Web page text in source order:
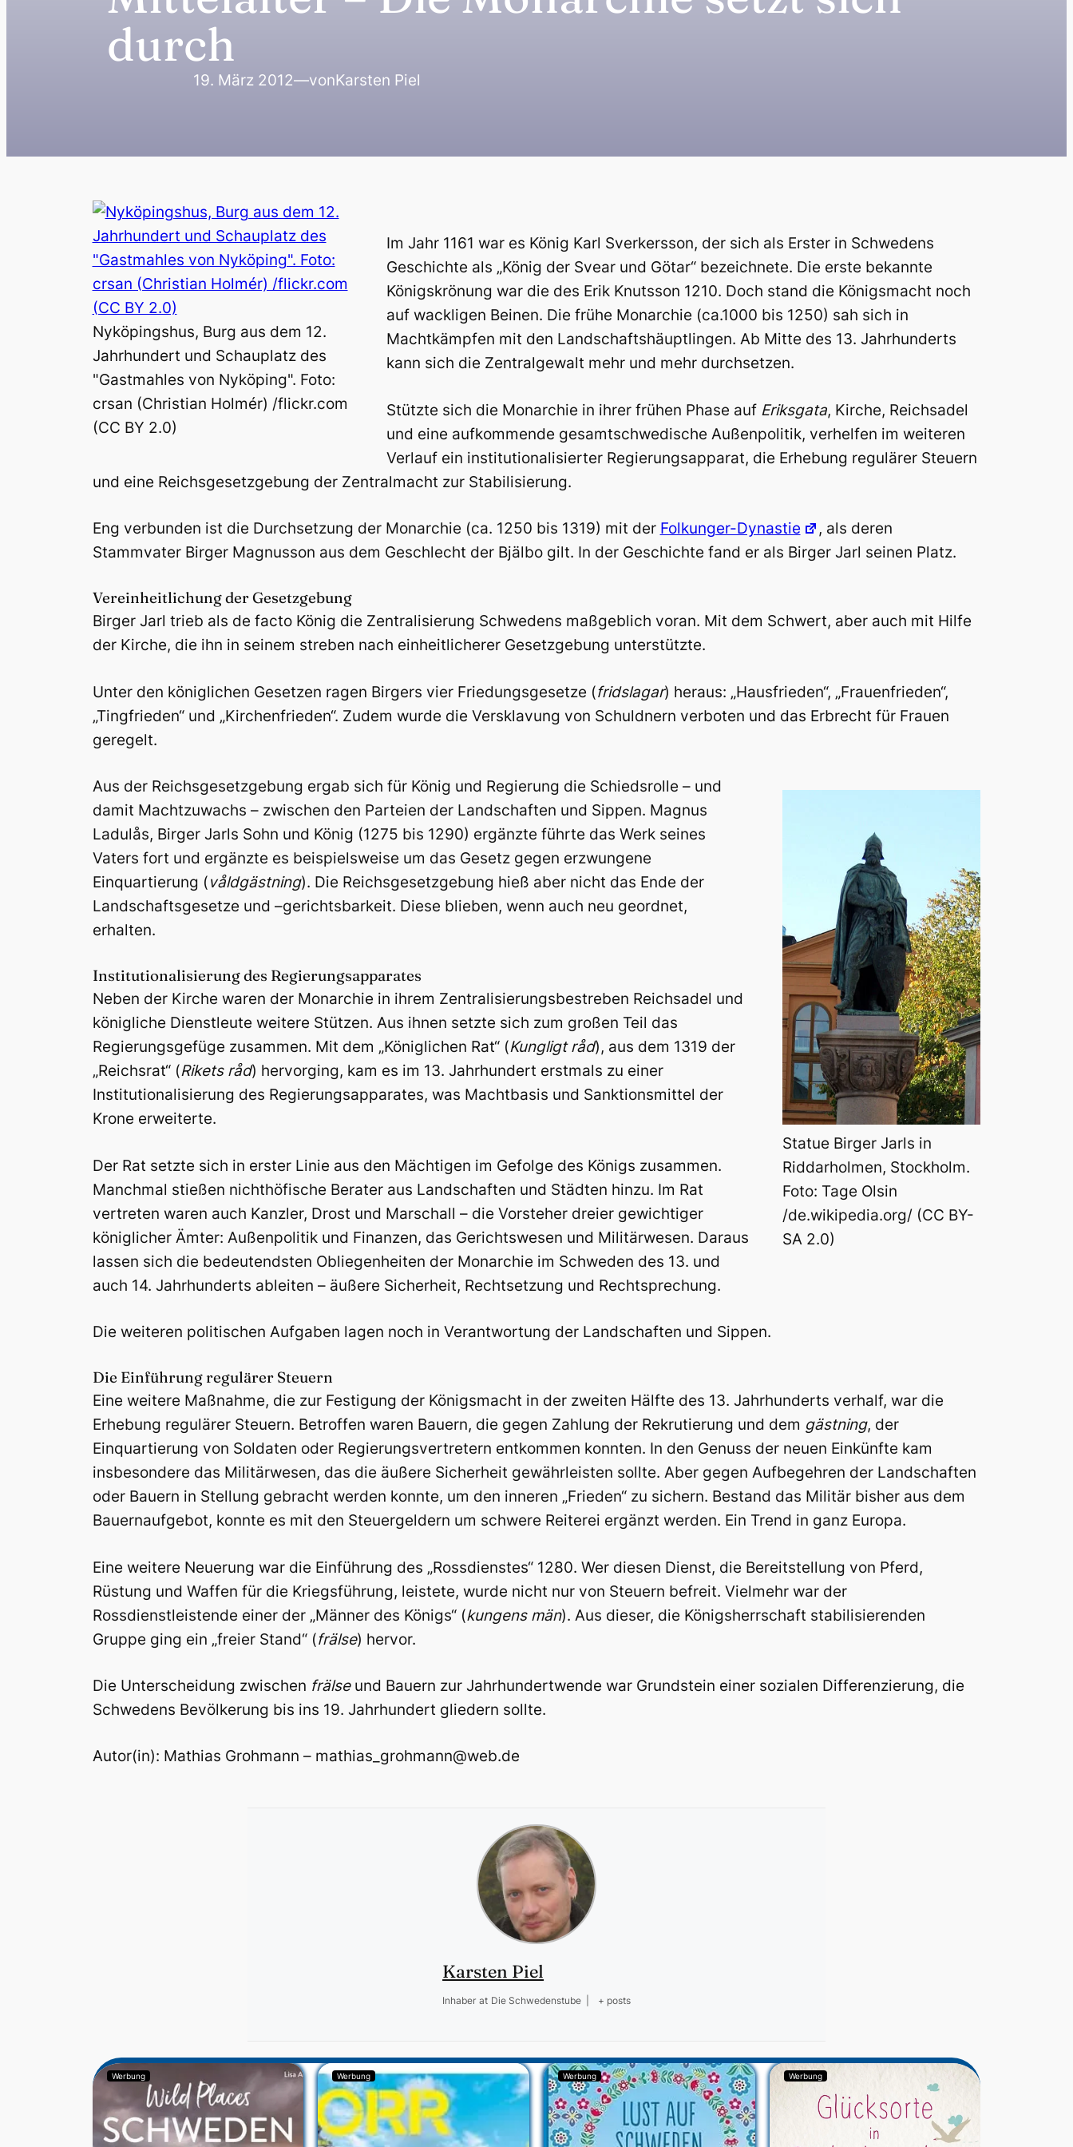
durch
19. März 2012—vonKarsten Piel
Nyköpingshus, Burg aus dem 12.
Jahrhundert und Schauplatz des
"Gastmahles von Nyköping". Foto:
crsan (Christian Holmér) /flickr.com
(CC BY 2.0)
Im Jahr 1161 war es König Karl Sverkersson, der sich als Erster in Schwedens
Geschichte als „König der Svear und Götar“ bezeichnete. Die erste bekannte
Königskrönung war die des Erik Knutsson 1210. Doch stand die Königsmacht noch
auf wackligen Beinen. Die frühe Monarchie (ca.1000 bis 1250) sah sich in
Machtkämpfen mit den Landschaftshäuptlingen. Ab Mitte des 13. Jahrhunderts
kann sich die Zentralgewalt mehr und mehr durchsetzen.
Stützte sich die Monarchie in ihrer frühen Phase auf Eriksgata, Kirche, Reichsadel
und eine aufkommende gesamtschwedische Außenpolitik, verhelfen im weiteren
Verlauf ein institutionalisierter Regierungsapparat, die Erhebung regulärer Steuern
und eine Reichsgesetzgebung der Zentralmacht zur Stabilisierung.
Eng verbunden ist die Durchsetzung der Monarchie (ca. 1250 bis 1319) mit der Folkunger-Dynastie
, als deren
Stammvater Birger Magnusson aus dem Geschlecht der Bjälbo gilt. In der Geschichte fand er als Birger Jarl seinen Platz.
Vereinheitlichung der Gesetzgebung
Birger Jarl trieb als de facto König die Zentralisierung Schwedens maßgeblich voran. Mit dem Schwert, aber auch mit Hilfe
der Kirche, die ihn in seinem streben nach einheitlicherer Gesetzgebung unterstützte.
Unter den königlichen Gesetzen ragen Birgers vier Friedungsgesetze (fridslagar) heraus: „Hausfrieden“, „Frauenfrieden“,
„Tingfrieden“ und „Kirchenfrieden“. Zudem wurde die Versklavung von Schuldnern verboten und das Erbrecht für Frauen
geregelt.
Statue Birger Jarls in
Riddarholmen, Stockholm.
Foto: Tage Olsin
/de.wikipedia.org/ (CC BY-
SA 2.0)
Aus der Reichsgesetzgebung ergab sich für König und Regierung die Schiedsrolle – und
damit Machtzuwachs – zwischen den Parteien der Landschaften und Sippen. Magnus
Ladulås, Birger Jarls Sohn und König (1275 bis 1290) ergänzte führte das Werk seines
Vaters fort und ergänzte es beispielsweise um das Gesetz gegen erzwungene
Einquartierung (våldgästning). Die Reichsgesetzgebung hieß aber nicht das Ende der
Landschaftsgesetze und –gerichtsbarkeit. Diese blieben, wenn auch neu geordnet,
erhalten.
Institutionalisierung des Regierungsapparates
Neben der Kirche waren der Monarchie in ihrem Zentralisierungsbestreben Reichsadel und
königliche Dienstleute weitere Stützen. Aus ihnen setzte sich zum großen Teil das
Regierungsgefüge zusammen. Mit dem „Königlichen Rat“ (Kungligt råd), aus dem 1319 der
„Reichsrat“ (Rikets råd) hervorging, kam es im 13. Jahrhundert erstmals zu einer
Institutionalisierung des Regierungsapparates, was Machtbasis und Sanktionsmittel der
Krone erweiterte.
Der Rat setzte sich in erster Linie aus den Mächtigen im Gefolge des Königs zusammen.
Manchmal stießen nichthöfische Berater aus Landschaften und Städten hinzu. Im Rat
vertreten waren auch Kanzler, Drost und Marschall – die Vorsteher dreier gewichtiger
königlicher Ämter: Außenpolitik und Finanzen, das Gerichtswesen und Militärwesen. Daraus
lassen sich die bedeutendsten Obliegenheiten der Monarchie im Schweden des 13. und
auch 14. Jahrhunderts ableiten – äußere Sicherheit, Rechtsetzung und Rechtsprechung.
Die weiteren politischen Aufgaben lagen noch in Verantwortung der Landschaften und Sippen.
Die Einführung regulärer Steuern
Eine weitere Maßnahme, die zur Festigung der Königsmacht in der zweiten Hälfte des 13. Jahrhunderts verhalf, war die
Erhebung regulärer Steuern. Betroffen waren Bauern, die gegen Zahlung der Rekrutierung und dem gästning, der
Einquartierung von Soldaten oder Regierungsvertretern entkommen konnten. In den Genuss der neuen Einkünfte kam
insbesondere das Militärwesen, das die äußere Sicherheit gewährleisten sollte. Aber gegen Aufbegehren der Landschaften
oder Bauern in Stellung gebracht werden konnte, um den inneren „Frieden“ zu sichern. Bestand das Militär bisher aus dem
Bauernaufgebot, konnte es mit den Steuergeldern um schwere Reiterei ergänzt werden. Ein Trend in ganz Europa.
Eine weitere Neuerung war die Einführung des „Rossdienstes“ 1280. Wer diesen Dienst, die Bereitstellung von Pferd,
Rüstung und Waffen für die Kriegsführung, leistete, wurde nicht nur von Steuern befreit. Vielmehr war der
Rossdienstleistende einer der „Männer des Königs“ (kungens män). Aus dieser, die Königsherrschaft stabilisierenden
Gruppe ging ein „freier Stand“ (frälse) hervor.
Die Unterscheidung zwischen frälseund Bauern zur Jahrhundertwende war Grundstein einer sozialen Differenzierung, die
Schwedens Bevölkerung bis ins 19. Jahrhundert gliedern sollte.
Autor(in): Mathias Grohmann – mathias_grohmann@web.de
Karsten Piel
Inhaber at Die Schwedenstube + posts
Werbung Werbung Werbung Werbung